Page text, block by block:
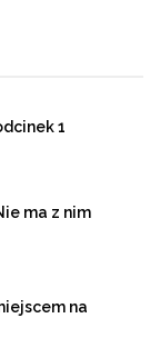
1
ma z nim
na